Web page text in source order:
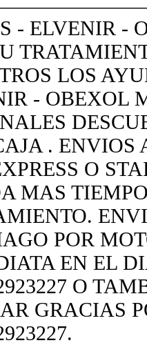
- ELVENIR -
LOS
- OBEXOL
. ENVIOS
O
MAS
POR
EN EL
O
GRACIAS